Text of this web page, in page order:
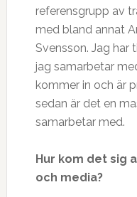
referensgrupp av
med bland annat
Svensson. Jag har
jag samarbetar
kommer in och är
sedan är det en
samarbetar med.
Hur kom det sig
och media?